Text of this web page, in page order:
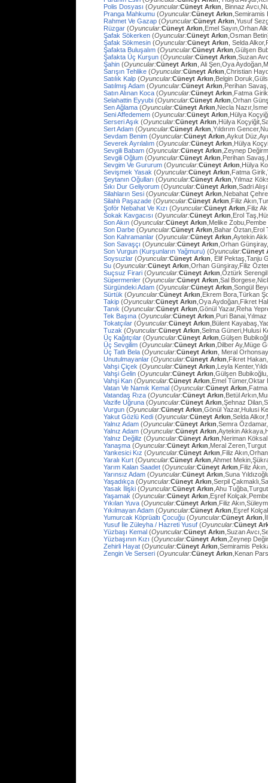
Polis Dosyası (Oyuncular:Cüneyt Arkın , Binnaz
Pranga Mahkumu (Oyuncular:Cüneyt Arkın
Rahmet Ve Gazap (Oyuncular:Cüneyt Arkın ,Yusuf
Rüzgar (Oyuncular:Cüneyt Arkın ,Emel Sayın,Orhan
Şafak Sökerken (Oyuncular:Cüneyt Arkın ,Osman
Şafak Sökmesin (Oyuncular:Cüneyt Arkın , Selda
Şafakta Buluşalım (Oyuncular:Cüneyt Arkın ,Gülşen
Şafakta Üç Kurşun (Oyuncular:Cüneyt Arkın ,Suzan
Şahin (Oyuncular:Cüneyt Arkın , Ali Şen,Oya
Sarışın Tehlike (Oyuncular:Cüneyt Arkın ,Christian
Satılık Kalp (Oyuncular:Cüneyt Arkın ,Belgin
Satılmış Adam (Oyuncular:Cüneyt Arkın ,Perihan
Satın Alınan Koca (Oyuncular:Cüneyt Arkın ,Fatma
Selahattin Eyyubi (Oyuncular:Cüneyt Arkın ,Orhan
Sen Ağlama (Oyuncular:Cüneyt Arkın ,Necla
Seni Affedemem (Oyuncular:Cüneyt Arkın ,Hülya
Serseri Aşık (Oyuncular:Cüneyt Arkın ,Hülya
Sert Adam (Oyuncular:Cüneyt Arkın ,Yıldırım
Sevdam Benim (Oyuncular:Cüneyt Arkın ,Aykut
Severek Ayrılalım (Oyuncular:Cüneyt Arkın ,Hülya
Sevgili Babam (Oyuncular:Cüneyt Arkın ,Zeynep
Sevgili Oğlum (Oyuncular:Cüneyt Arkın ,Perihan
Sevgim Ve Gururum (Oyuncular:Cüneyt Arkın ,Hülya
Sevişmek Yasak (Oyuncular:Cüneyt Arkın ,Fatma
Şeytanın Oğulları (Oyuncular:Cüneyt Arkın ,Yılmaz
Sıkı Dur Geliyorum (Oyuncular:Cüneyt Arkın ,Sadri
Silahların Sesi (Oyuncular:Cüneyt Arkın ,Nebahat
Silahlı Paşazade (Oyuncular:Cüneyt Arkın ,Filiz
Şoför Nebahat Ve Kızı (Oyuncular:Cüneyt Arkın ,Filiz
Sokak Kavgacısı (Oyuncular:Cüneyt Arkın ,Erol
Son Akın (Oyuncular:Cüneyt Arkın ,Melike
Son Darbe (Oyuncular:Cüneyt Arkın ,Bahar Öztan,Erol
Son Kahramanlar (Oyuncular:Cüneyt Arkın ,Aytekin
Son Savaşçı (Oyuncular:Cüneyt Arkın ,Orhan
Son Vurgun (Kurşunların Yağmuru) (Oyuncular:Cüneyt
Soysuzlar (Oyuncular:Cüneyt Arkın , Elif Pektaş,Tanju
Su (Oyuncular:Cüneyt Arkın ,Orhan Günşiray,Filiz
Suçsuz Firari (Oyuncular:Cüneyt Arkın ,Öztürk
Süpermenler (Oyuncular:Cüneyt Arkın ,Sal
Sürgündeki Adam (Oyuncular:Cüneyt Arkın ,Songül
Sürtük (Oyuncular:Cüneyt Arkın ,Ekrem Bora,Türkan
Takip (Oyuncular:Cüneyt Arkın ,Oya Aydoğan,Fikret
Tanık (Oyuncular:Cüneyt Arkın ,Gönül Yazar,Reha
Tek Başına (Oyuncular:Cüneyt Arkın ,Puri
Tokatçılar (Oyuncular:Cüneyt Arkın ,Bülent
Tuzak (Oyuncular:Cüneyt Arkın ,Selma Güneri,Hulusi
Üç Kağıtçılar (Oyuncular:Cüneyt Arkın ,Gülşen
Üç Sevgilim (Oyuncular:Cüneyt Arkın ,Dilber Ay,Müge
Üç Tatlı Bela (Oyuncular:Cüneyt Arkın , Meral
Unutulmayanlar (Oyuncular:Cüneyt Arkın ,Fikret
Vahşi Çiçek (Oyuncular:Cüneyt Arkın ,Leyla
Vahşi Gelin (Oyuncular:Cüneyt Arkın ,Gülşen
Vahşi Kan (Oyuncular:Cüneyt Arkın ,Emel
Vatan Ve Namık Kemal (Oyuncular:Cüneyt Arkın
Vatandaş Rıza (Oyuncular:Cüneyt Arkın ,Betül
Vazife Uğruna (Oyuncular:Cüneyt Arkın ,Şehnaz
Vurgun (Oyuncular:Cüneyt Arkın ,Gönül Yazar,Hulusi
Yakut Gözlü Kedi (Oyuncular:Cüneyt Arkın ,Selda
Yalnız Adam (Oyuncular:Cüneyt Arkın ,Semra
Yalnız Adam (Oyuncular:Cüneyt Arkın ,Aytekin
Yalnız Değiliz (Oyuncular:Cüneyt Arkın ,Neriman
Yanaşma (Oyuncular:Cüneyt Arkın ,Meral
Yankesici Kız (Oyuncular:Cüneyt Arkın ,Filiz
Yaralı Kurt (Oyuncular:Cüneyt Arkın ,Ahmet
Yarım Kalan Saadet (Oyuncular:Cüneyt Arkın ,Filiz
Yarınsız Adam (Oyuncular:Cüneyt Arkın ,Suna
Yaşadıkça (Oyuncular:Cüneyt Arkın ,Serpil
Yasak İlişki (Oyuncular:Cüneyt Arkın ,Ahu
Yaşamak (Oyuncular:Cüneyt Arkın ,Eşref
Yıkılan Yuva (Oyuncular:Cüneyt Arkın ,Filiz
Yıkılmayan Adam (Oyuncular:Cüneyt Arkın ,Eşref
Yumurcak Köprüaltı Çocuğu (Oyuncular:Cüneyt Arkın
Yusuf İle Züleyha / Hazreti Yusuf (Oyuncular:Cüneyt
Yüzbaşı Kemal (Oyuncular:Cüneyt Arkın ,Suzan
Yüzbaşının Kızı (Oyuncular:Cüneyt Arkın ,Zeynep
Zehirli Hayat (Oyuncular:Cüneyt Arkın ,Semiramis
Zengin Ve Serseri (Oyuncular:Cüneyt Arkın ,Kenan